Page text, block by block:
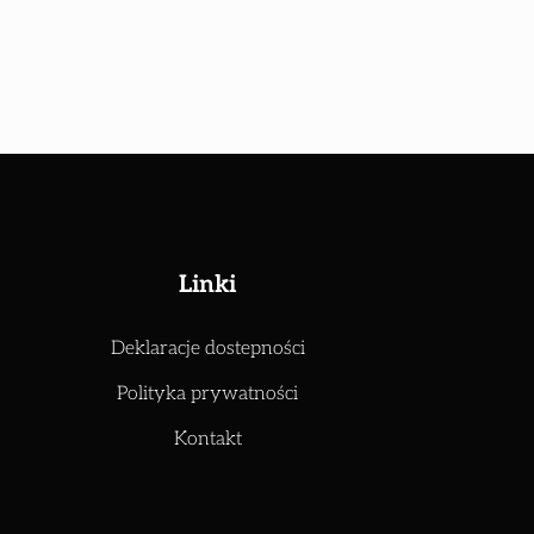
Linki
Deklaracje dostepności
Polityka prywatności
Kontakt